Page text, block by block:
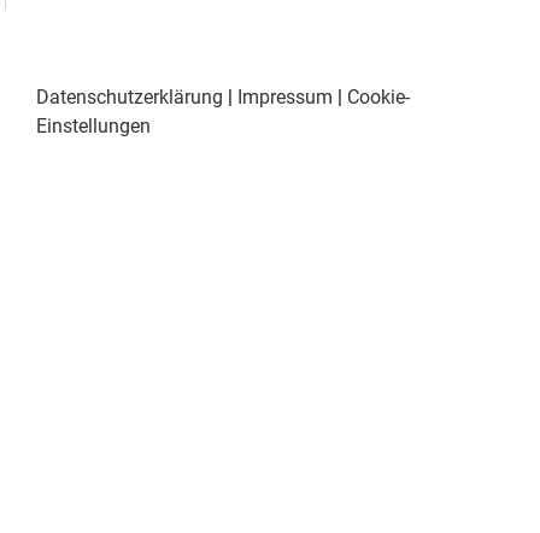
Datenschutzerklärung Impressum
Cookie-
Einstellungen